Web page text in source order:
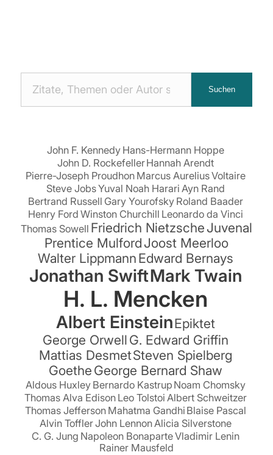
Suchen
John F. Kennedy Hans-Hermann Hoppe
John D. RockefellerHannah Arendt
Pierre-Joseph Proudhon Marcus AureliusVoltaire
Steve JobsYuval Noah Harari Ayn Rand
Bertrand Russell Gary Yourofsky Roland Baader
Henry Ford Winston Churchill Leonardo da Vinci
Thomas Sowell Friedrich NietzscheJuvenal
Prentice MulfordJoost Meerloo
Walter LippmannEdward Bernays
Jonathan SwiftMark Twain
H. L. Mencken
Albert EinsteinEpiktet
George OrwellG. Edward Griffin
Mattias DesmetSteven Spielberg
GoetheGeorge Bernard Shaw
Aldous Huxley Bernardo Kastrup Noam Chomsky
Thomas Alva Edison Leo Tolstoi Albert Schweitzer
Thomas Jefferson Mahatma Gandhi Blaise Pascal
Alvin TofflerJohn LennonAlicia Silverstone
C. G. Jung Napoleon BonaparteVladimir Lenin
Rainer Mausfeld